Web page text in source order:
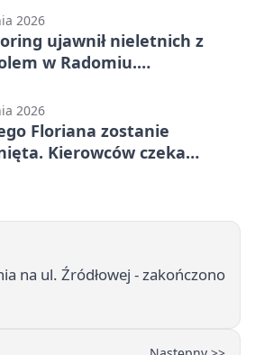
2026
ujawnił nieletnich z
w Radomiu.
2026
Floriana zostanie
Kierowców czeka
na ul. Źródłowej - zakończono